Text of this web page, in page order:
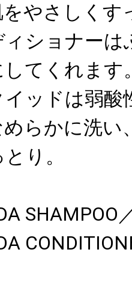
やさしくす
ィショナー
てくれます
ッドは弱酸
らかに洗い
り。
SHAMPOO